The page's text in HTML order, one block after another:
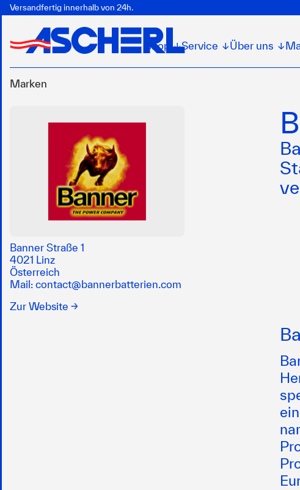
Versandfertig innerhalb von 24h.
Shop ↓Service ↓Über uns ↓
Marken
Banner Straße 1
4021 Linz
Österreich
Mail:contact@bannerbatterien.com
Zur Website →